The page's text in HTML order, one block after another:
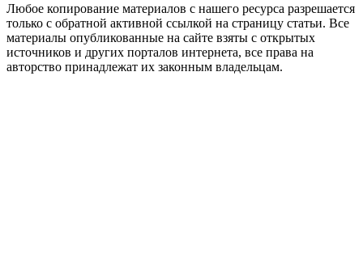
Любое копирование материалов с нашего ресурса разрешается
только с обратной активной ссылкой на страницу статьи. Все
материалы опубликованные на сайте взяты с открытых
источников и других порталов интернета, все права на
авторство принадлежат их законным владельцам.